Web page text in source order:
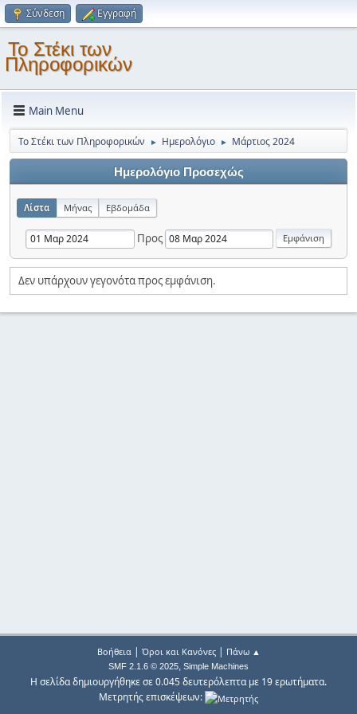
Σύνδεση Εγγραφή
Το Στέκι των
Πληροφορικών
Main Menu
Το Στέκι των Πληροφορικών ► Ημερολόγιο ► Μάρτιος 2024
Ημερολόγιο Προσεχώς
Λίστα Μήνας Εβδομάδα
Προς
Δεν υπάρχουν γεγονότα προς εμφάνιση.
Βοήθεια| Όροι και Κανόνες| Πάνω ▲
SMF 2.1.6 © 2025, Simple Machines
Η σελίδα δημιουργήθηκε σε 0.045 δευτερόλεπτα με 19 ερωτήματα.
Μετρητής επισκέψεων: